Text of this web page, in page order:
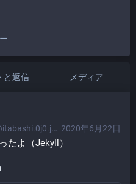
と返信 メディア
2020年6月22日
たよ（Jekyll）